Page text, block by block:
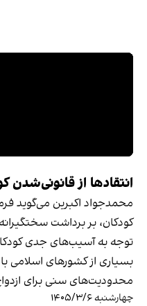
انتقادها از
محمدجواد اکبرین می‌گوید
کودکان، بر برداشت
توجه به آسیب‌های جدی
بسیاری از کشورهای اسلامی
محدودیت‌های سنی برای
چهارشنبه ۱۴۰۵/۳/۶